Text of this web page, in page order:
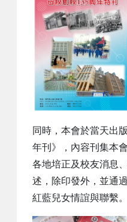
同時，本會於當天出
年刊》，內容刊集本
各地培正及校友消息
述，除印發外，並通
紅藍兒女情誼與聯繫。